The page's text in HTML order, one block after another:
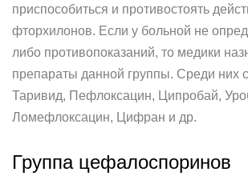
приспособиться и противостоять
фторхилонов. Если у больной не
либо противопоказаний, то медики
препараты данной группы. Среди них
Таривид, Пефлоксацин, Ципробай,
Ломефлоксацин, Цифран и др.
Группа цефалоспоринов